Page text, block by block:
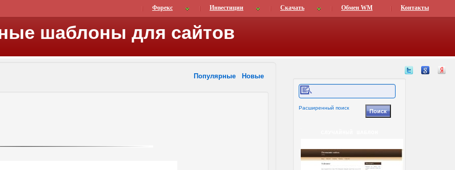
Форекс Инвестиции Скачать Обмен WM Контакты
шаблоны для сайтов
Популярные Новые
Расширенный поиск